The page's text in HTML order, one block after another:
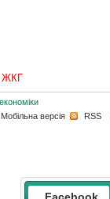
ЖКГ
Мобільна версiя
RSS